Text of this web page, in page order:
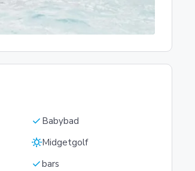
check Babybad
sunnyMidgetgolf
checkbars